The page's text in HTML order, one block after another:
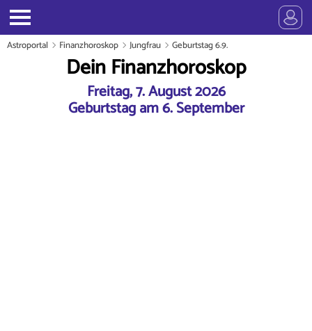
Astroportal Finanzhoroskop Jungfrau Geburtstag 6.9.
Dein Finanzhoroskop
Freitag, 7. August 2026
Geburtstag am 6. September